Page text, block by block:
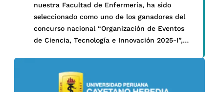
nuestra Facultad de Enfermería, ha sido
seleccionado como uno de los ganadores del
concurso nacional “Organización de Eventos
de Ciencia, Tecnología e Innovación 2025-I”,
Jornada Científica y la II Jornada
Internacional CuidArt-e, centradas en la